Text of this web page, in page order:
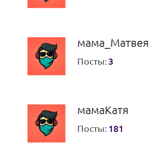
мама_Матвея
Посты: 3
мамаКатя
Посты: 181